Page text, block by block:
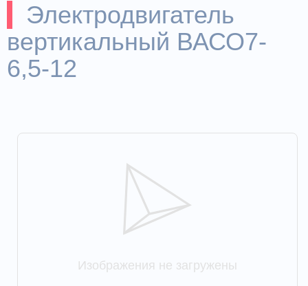
Электродвигатель
вертикальный ВАСО7-
6,5-12
Изображения не загружены